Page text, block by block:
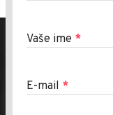
Vaše ime *
E-mail *